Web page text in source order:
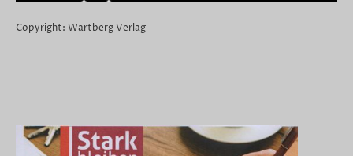
Copyright: Wartberg Verlag